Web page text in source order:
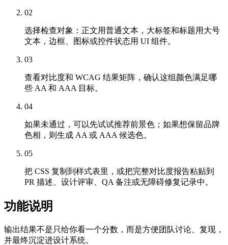
02
选择检查对象：正文用普通文本，大标签和标题用大号
文本，边框、图标或控件状态用 UI 组件。
03
查看对比度和 WCAG 结果矩阵，确认这组颜色满足哪
些 AA 和 AAA 目标。
04
如果未通过，可以先试试推荐前景色；如果想保留品牌
色相，则生成 AA 或 AAA 候选色。
05
把 CSS 复制到样式表里，或把完整对比度报告粘贴到
PR 描述、设计评审、QA 备注或无障碍修复记录中。
功能说明
输出结果不是只给你看一个分数，而是方便团队讨论、复现，
并最终沉淀进设计系统。